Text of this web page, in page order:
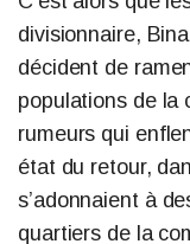
divisionnaire,
décident de
populations de la
rumeurs qui
état du retour,
s’adonnaient à
quartiers de la